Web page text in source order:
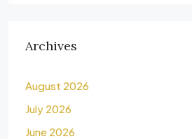
Archives
August 2026
July 2026
June 2026